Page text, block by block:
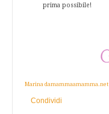
prima possibile!
Marina damammaamamma.net
Condividi